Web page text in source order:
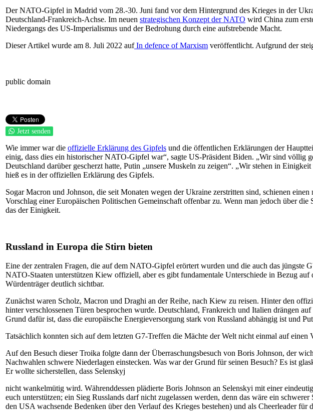
Der NATO-Gipfel in Madrid vom 28.-30. Juni fand vor dem Hintergrund des Krieges in der
Deutschland-Frankreich-Achse. Im neuen strategischen Konzept der NATO wird China zum
Niedergangs des US-Imperialismus und der Bedrohung durch eine aufstrebende Macht.
Dieser Artikel wurde am 8. Juli 2022 aufIn defence of Marxism veröffentlicht. Aufgrund der
public domain
Jetzt senden
Wie immer war die offizielle Erklärung des Gipfels und die öffentlichen Erklärungen der
einig, dass dies ein historischer NATO-Gipfel war“, sagte US-Präsident Biden. „Wir sind völlig
Deutschland darüber gescherzt hatte, Putin „unsere Muskeln zu zeigen“. „Wir stehen in
hieß es in der offiziellen Erklärung des Gipfels.
Sogar Macron und Johnson, die seit Monaten wegen der Ukraine zerstritten sind, schienen
Vorschlag einer Europäischen Politischen Gemeinschaft offenbar zu. Wenn man jedoch über
das der Einigkeit.
Russland in Europa die Stirn bieten
Eine der zentralen Fragen, die auf dem NATO-Gipfel erörtert wurden und die auch das
NATO-Staaten unterstützen Kiew offiziell, aber es gibt fundamentale Unterschiede in Bezug
Würdenträger deutlich sichtbar.
Zunächst waren Scholz, Macron und Draghi an der Reihe, nach Kiew zu reisen. Hinter den
hinter verschlossenen Türen besprochen wurde. Deutschland, Frankreich und Italien drängen
Grund dafür ist, dass die europäische Energieversorgung stark von Russland abhängig ist und
Tatsächlich konnten sich auf dem letzten G7-Treffen die Mächte der Welt nicht einmal auf
Auf den Besuch dieser Troika folgte dann der Überraschungsbesuch von Boris Johnson, der
Nachwahlen schwere Niederlagen einstecken. Was war der Grund für seinen Besuch? Es ist
Er wollte sicherstellen, dass Selenskyj
nicht wankelmütig wird. Währenddessen plädierte Boris Johnson an Selenskyi mit einer
euch unterstützen; ein Sieg Russlands darf nicht zugelassen werden, denn das wäre ein
den USA wachsende Bedenken über den Verlauf des Krieges bestehen) und als Cheerleader für